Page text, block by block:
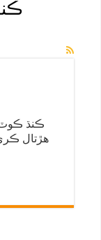
ڪنڌ ڪوٽ
هڙتال